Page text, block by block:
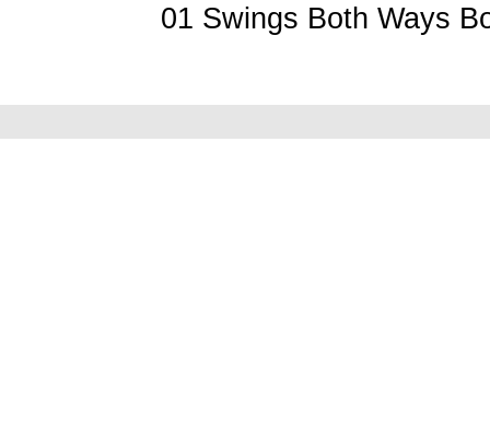
01 Swings Both Ways